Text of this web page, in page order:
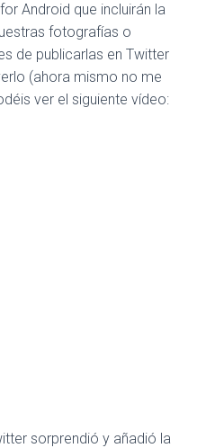
Android que incluirán la
fotografías o
de publicarlas en Twitter
(ahora mismo no me
ver el siguiente vídeo:
sorprendió y añadió la